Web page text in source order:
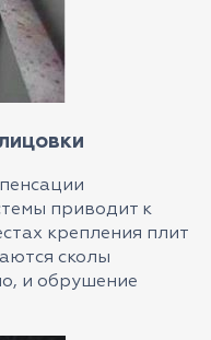
приводит к
крепления плит
сколы
и обрушение